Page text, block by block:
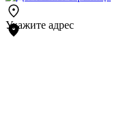
Укажите адрес